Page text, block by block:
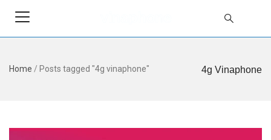
4g Vinaphone
Home / Posts tagged "4g vinaphone"